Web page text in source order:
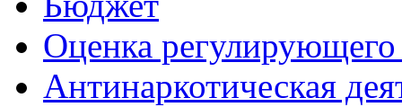
Оценка регулирующего
Антинаркотическая